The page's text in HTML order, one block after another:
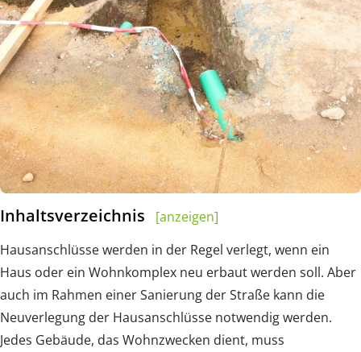
Inhaltsverzeichnis
[anzeigen]
Hausanschlüsse werden in der Regel verlegt, wenn ein
Haus oder ein Wohnkomplex neu erbaut werden soll. Aber
auch im Rahmen einer Sanierung der Straße kann die
Neuverlegung der Hausanschlüsse notwendig werden.
Jedes Gebäude, das Wohnzwecken dient, muss